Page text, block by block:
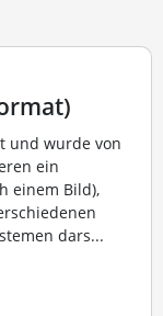
und wurde von
ein
einem Bild),
dars...